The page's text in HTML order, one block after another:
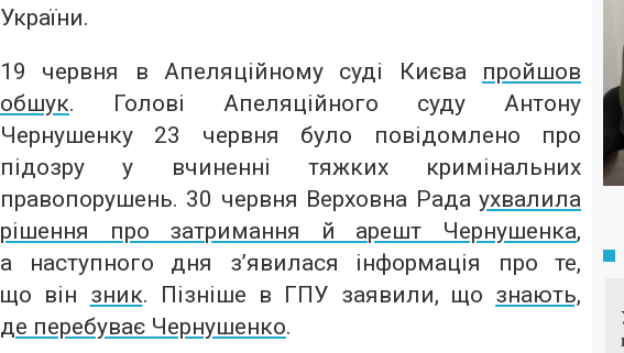
України.
19 червня в Апеляційному суді Києва пройшов
обшук. Голові Апеляційного суду Антону
Чернушенку 23 червня було повідомлено про
підозру у вчиненні тяжких кримінальних
правопорушень. 30 червня Верховна Рада ухвалила
рішення про затримання й арешт Чернушенка,
а наступного дня з’явилася інформація про те,
що він зник. Пізніше в ГПУ заявили, що знають,
де перебуває Чернушенко.